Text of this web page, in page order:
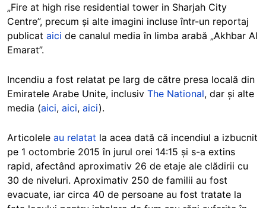
„Fire at high rise residential tower in Sharjah City
Centre”, precum și alte imagini incluse într-un reportaj
publicat aici de canalul media în limba arabă „Akhbar Al
Emarat”.
Incendiu a fost relatat pe larg de către presa locală din
Emiratele Arabe Unite, inclusiv The National, dar și alte
media (aici, aici, aici).
Articolele au relatat la acea dată că incendiul a izbucnit
pe 1 octombrie 2015 în jurul orei 14:15 și s-a extins
rapid, afectând aproximativ 26 de etaje ale clădirii cu
30 de niveluri. Aproximativ 250 de familii au fost
evacuate, iar circa 40 de persoane au fost tratate la